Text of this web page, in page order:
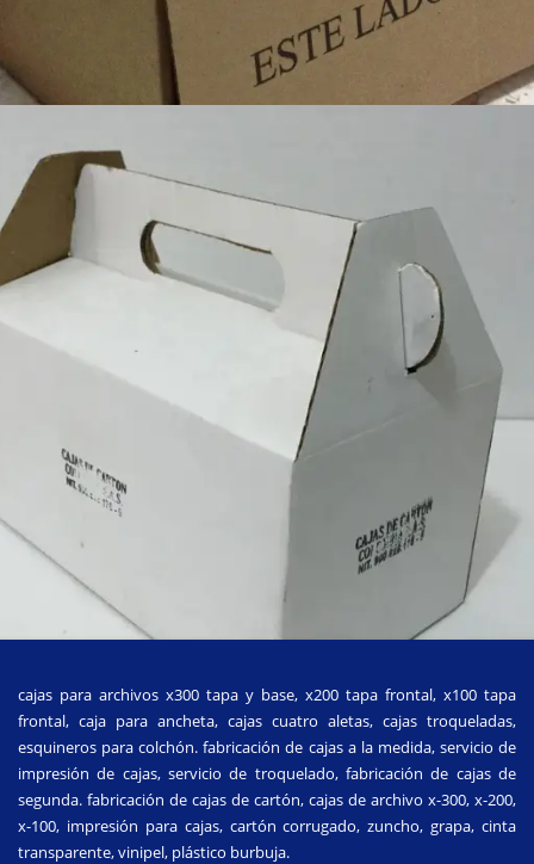
cajas para archivos x300 tapa y base, x200 tapa frontal, x100 tapa
frontal, caja para ancheta, cajas cuatro aletas, cajas troqueladas,
esquineros para colchón. fabricación de cajas a la medida, servicio de
impresión de cajas, servicio de troquelado, fabricación de cajas de
segunda. fabricación de cajas de cartón, cajas de archivo x-300, x-200,
x-100, impresión para cajas, cartón corrugado, zuncho, grapa, cinta
transparente, vinipel, plástico burbuja.